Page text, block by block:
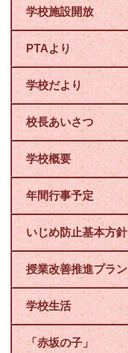
学校施設開放
PTAより
学校だより
校長あいさつ
学校概要
年間行事予定
いじめ防止基本方針
授業改善推進プラン
学校生活
「赤坂の子」